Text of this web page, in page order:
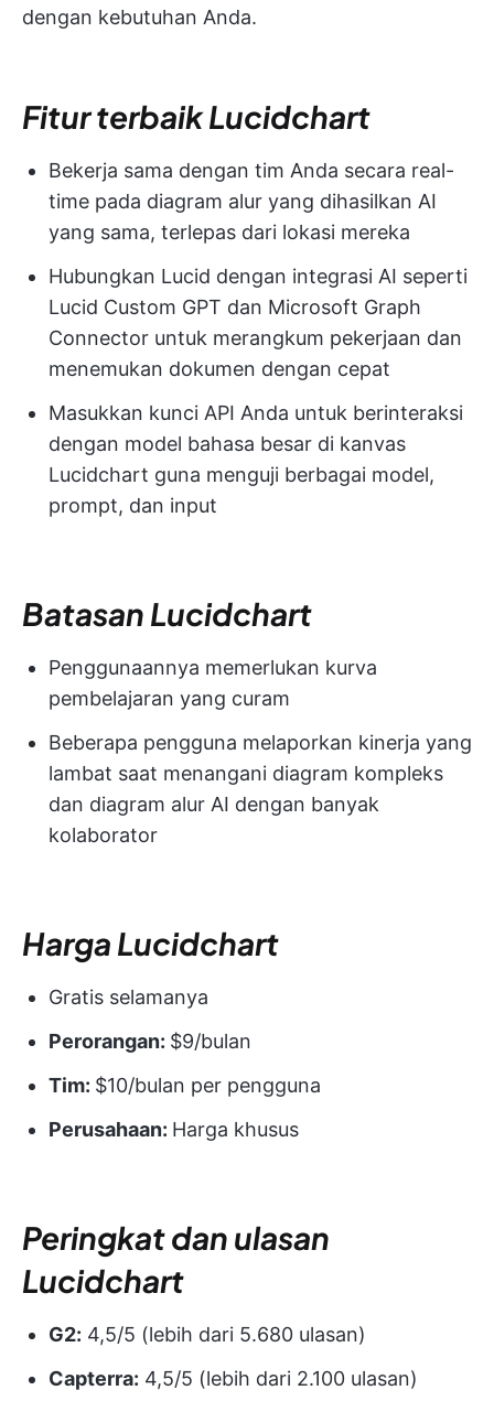
dengan kebutuhan Anda.
Fitur terbaik Lucidchart
Bekerja sama dengan tim Anda secara real-
time pada diagram alur yang dihasilkan AI
yang sama, terlepas dari lokasi mereka
Hubungkan Lucid dengan integrasi AI seperti
Lucid Custom GPT dan Microsoft Graph
Connector untuk merangkum pekerjaan dan
menemukan dokumen dengan cepat
Masukkan kunci API Anda untuk berinteraksi
dengan model bahasa besar di kanvas
Lucidchart guna menguji berbagai model,
prompt, dan input
Batasan Lucidchart
Penggunaannya memerlukan kurva
pembelajaran yang curam
Beberapa pengguna melaporkan kinerja yang
lambat saat menangani diagram kompleks
dan diagram alur AI dengan banyak
kolaborator
Harga Lucidchart
Gratis selamanya
Perorangan: $9/bulan
Tim: $10/bulan per pengguna
Perusahaan: Harga khusus
Peringkat dan ulasan
Lucidchart
G2: 4,5/5 (lebih dari 5.680 ulasan)
Capterra: 4,5/5 (lebih dari 2.100 ulasan)